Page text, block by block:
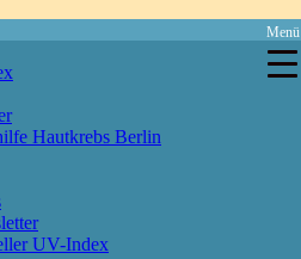
Hautkrebs Berlin
UV-Index
Menü